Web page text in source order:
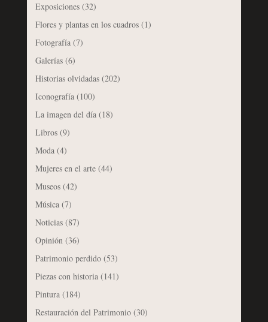
Exposiciones(32)
Flores y plantas en los cuadros(1)
Fotografía(7)
Galerías(6)
Historias olvidadas(202)
Iconografía(100)
La imagen del día(18)
Libros(9)
Moda(4)
Mujeres en el arte(44)
Museos(42)
Música(7)
Noticias(87)
Opinión(36)
Patrimonio perdido(53)
Piezas con historia(141)
Pintura(184)
Restauración del Patrimonio(30)